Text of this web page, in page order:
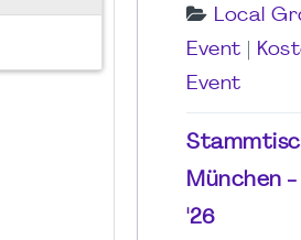
Local
Event
Event
München
'26